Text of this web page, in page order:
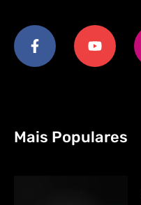
Mais Populares